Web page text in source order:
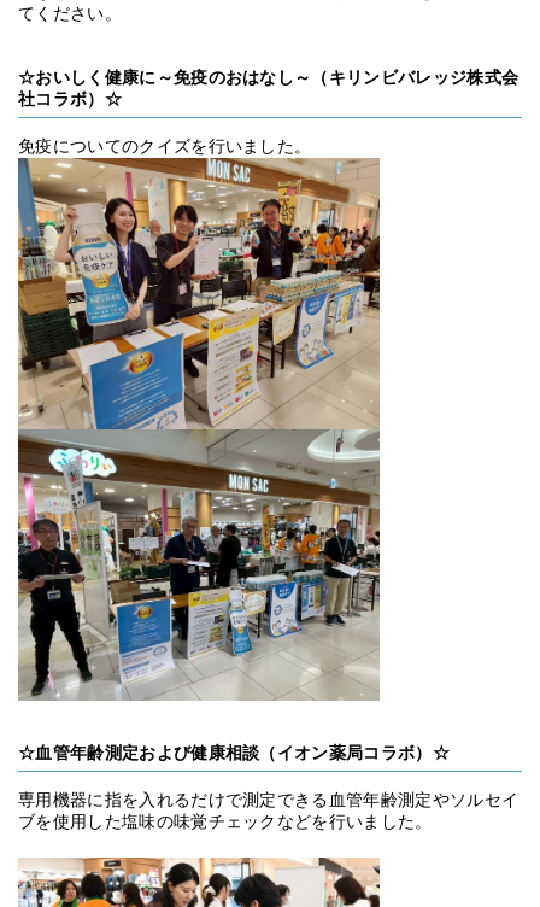
てください。
☆おいしく健康に～免疫のおはなし～（キリンビバレッジ株式会
社コラボ）☆
免疫についてのクイズを行いました。
☆血管年齢測定および健康相談（イオン薬局コラボ）☆
専用機器に指を入れるだけで測定できる血管年齢測定やソルセイ
ブを使用した塩味の味覚チェックなどを行いました。